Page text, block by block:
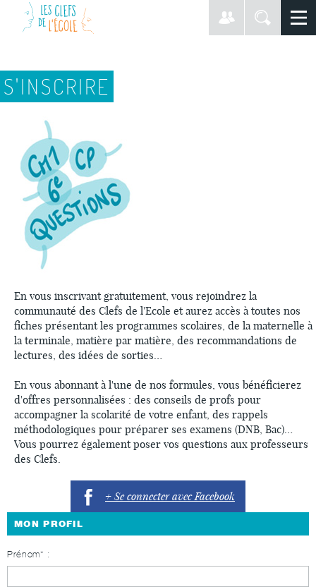
S'INSCRIRE
En vous inscrivant gratuitement, vous rejoindrez la
communauté des Clefs de l'Ecole et aurez accès à toutes nos
fiches présentant les programmes scolaires, de la maternelle à
la terminale, matière par matière, des recommandations de
lectures, des idées de sorties…
En vous abonnant à l'une de nos formules, vous bénéficierez
d'offres personnalisées : des conseils de profs pour
accompagner la scolarité de votre enfant, des rappels
méthodologiques pour préparer ses examens (DNB, Bac)…
Vous pourrez également poser vos questions aux professeurs
des Clefs.
+ Se connecter avec Facebook
MON PROFIL
Prénom* :